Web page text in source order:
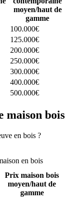
moyen/haut de
gamme
100.000€
125.000€
200.000€
250.000€
300.000€
400.000€
500.000€
maison bois
en bois ?
en bois
Prix maison bois
moyen/haut de
gamme